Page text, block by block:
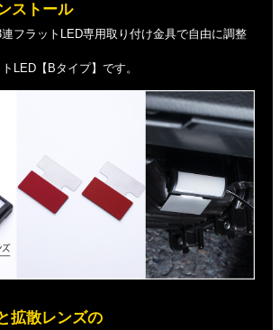
ストール
フラットLED専用取り付け金具で自由に調整
LED【Bタイプ】です。
拡散レンズの